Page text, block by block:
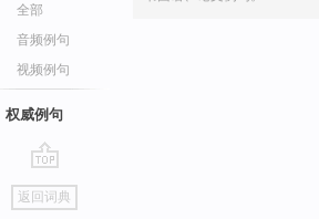
全部
音频例句
视频例句
权威例句
go
top
返回词典